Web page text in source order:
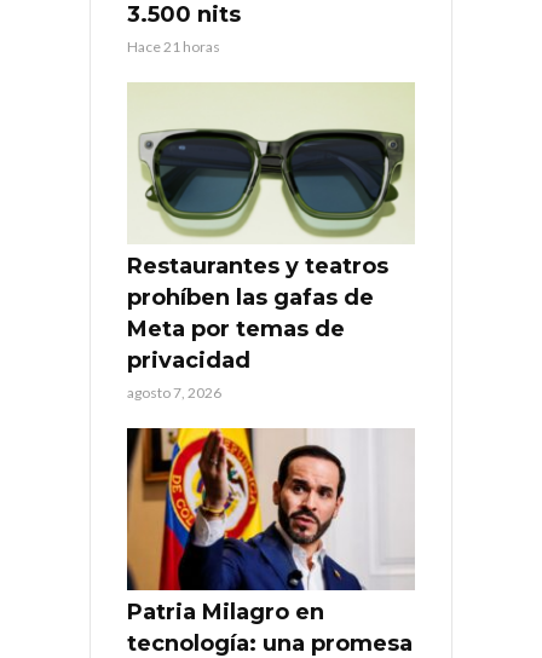
3.500 nits
Hace 21 horas
Restaurantes y teatros
prohíben las gafas de
Meta por temas de
privacidad
agosto 7, 2026
Patria Milagro en
tecnología: una promesa